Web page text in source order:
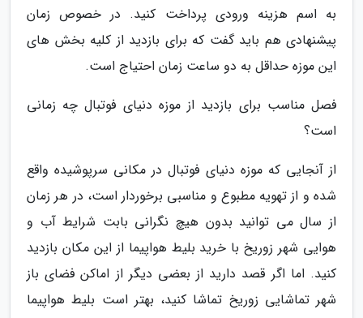
به اسم هزینه ورودی پرداخت کنید. در خصوص زمان
پیشنهادی هم باید گفت که برای بازدید از کلیه بخش های
این موزه حداقل به دو ساعت زمان احتیاج است.
فصل مناسب برای بازدید از موزه دنیای فوتبال چه زمانی
است؟
از آنجایی که موزه دنیای فوتبال در مکانی سرپوشیده واقع
شده و از تهویه مطبوع و مناسبی برخوردار است، در هر زمان
از سال می توانید بدون هیچ نگرانی بابت شرایط آب و
هوایی شهر زوریخ با خرید بلیط هواپیما از این مکان بازدید
کنید. اما اگر قصد دارید از بعضی دیگر از اماکن فضای باز
شهر تماشایی زوریخ تماشا کنید، بهتر است بلیط هواپیما